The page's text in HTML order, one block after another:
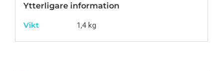
Ytterligare information
Vikt 1,4 kg